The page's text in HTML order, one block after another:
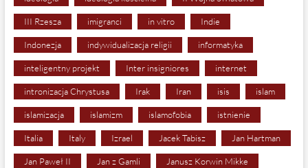
III Rzesza imigranci in vitro Indie
Indonezja indywidualizacja religii informatyka
inteligentny projekt Inter insigniores internet
intronizacja Chrystusa Irak Iran isis islam
islamizacja islamizm islamofobia istnienie
Italia Italy Izrael Jacek Tabisz Jan Hartman
Jan Paweł II Jan z Gamli Janusz Korwin Mikke